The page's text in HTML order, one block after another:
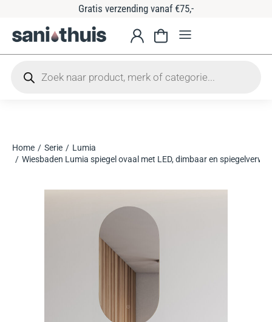
Gratis verzending vanaf €75,-
Je bent hier:
Home Serie
Lumia
Wiesbaden Lumia spiegel ovaal met LED, dimbaar en